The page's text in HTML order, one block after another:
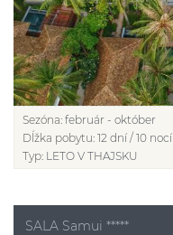
Sezóna: február - október
Dĺžka pobytu: 12 dní / 10 nocí
Typ: LETO V THAJSKU
SALA Samui *****